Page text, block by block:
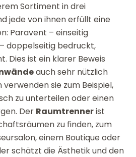
Sortiment in drei
jede von ihnen erfüllt eine
Paravent – einseitig
doppelseitig bedruckt,
Dies ist ein klarer Beweis
auch sehr nützlich
verwenden sie zum Beispiel,
zu unterteilen oder einen
Der Raumtrennerist
zu finden, zum
einem Boutique oder
schätzt die Ästhetik und den